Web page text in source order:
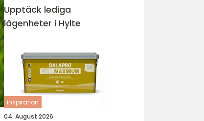
Upptäck lediga
lägenheter i Hylte
inspiration
04. August 2026